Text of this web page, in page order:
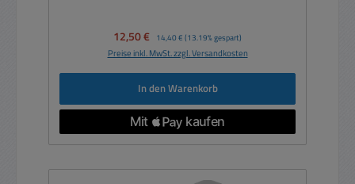
Verkaufspreis:
12,50 € Regulärer Preis:
14,40 € (13.19% gespart)
Preise inkl. MwSt. zzgl. Versandkosten
In den Warenkorb